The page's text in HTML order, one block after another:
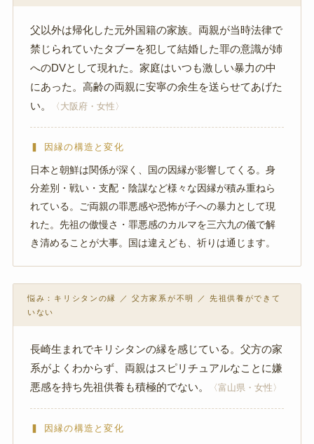
父以外は帰化した元外国籍の家族。両親が当時法律で
禁じられていたタブーを犯して結婚した罪の意識が姉
へのDVとして現れた。家庭はいつも激しい暴力の中
にあった。高齢の両親に安寧の余生を送らせてあげた
い。
〈大阪府・女性〉
▍ 因縁の構造と変化
日本と朝鮮は関係が深く、国の因縁が影響してくる。身
分差別・戦い・支配・陰謀など様々な因縁が積み重ねら
れている。ご両親の罪悪感や恐怖が子への暴力として現
れた。先祖の傲慢さ・罪悪感のカルマを三六九の儀で解
き清めることが大事。国は違えども、祈りは通じます。
悩み：キリシタンの縁 ／ 父方家系が不明 ／ 先祖供養ができて
いない
長崎生まれでキリシタンの縁を感じている。父方の家
系がよくわからず、両親はスピリチュアルなことに嫌
悪感を持ち先祖供養も積極的でない。
〈富山県・女性〉
▍ 因縁の構造と変化